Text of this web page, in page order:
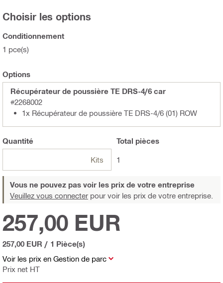
Choisir les options
Conditionnement
1 pce(s)
Options
Récupérateur de poussière TE DRS-4/6 car
#2268002
1x Récupérateur de poussière TE DRS-4/6 (01) ROW
Quantité
Kits
Total pièces
1
Vous ne pouvez pas voir les prix de votre entreprise
Veuillez vous connecter pour voir les prix de votre entreprise.
Voir les prix en Gestion de parc
Prix net HT
257,00 EUR
257,00 EUR / 1 Pièce(s)